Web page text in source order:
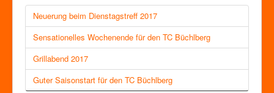
Neuerung beim Dienstagstreff 2017
Sensationelles Wochenende für den TC Büchlberg
Grillabend 2017
Guter Saisonstart für den TC Büchlberg